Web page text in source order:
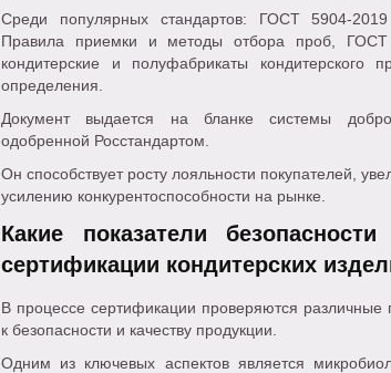
Среди популярных стандартов: ГОСТ 5904-2019
Правила приемки и методы отбора проб,
кондитерские и полуфабрикаты кондитерского
определения.
Документ выдается на бланке системы
одобренной Росстандартом.
Он способствует росту лояльности покупателей,
усилению конкурентоспособности на рынке.
Какие показатели
сертификации кондитерских
В процессе сертификации проверяются различные
к безопасности и качеству продукции.
Одним из ключевых аспектов является